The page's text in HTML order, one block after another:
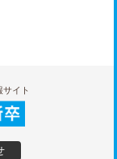
サイト